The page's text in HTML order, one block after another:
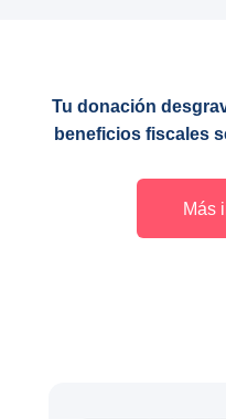
Tu donación
beneficios fiscales
Más